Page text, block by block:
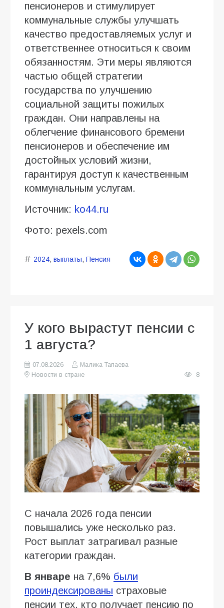
пенсионеров и стимулирует
коммунальные службы улучшать
качество предоставляемых услуг и
ответственнее относиться к своим
обязанностям. Эти меры являются
частью общей стратегии
государства по улучшению
социальной защиты пожилых
граждан. Они направлены на
облегчение финансового бремени
пенсионеров и обеспечение им
достойных условий жизни,
гарантируя доступ к качественным
коммунальным услугам.
Источник: ko44.ru
Фото: pexels.com
2024, выплаты, Пенсия
У кого вырастут пенсии с
1 августа?
07.08.2026
Малика Тапаева
Новости в стране
8
С начала 2026 года пенсии
повышались уже несколько раз.
Рост выплат затрагивал разные
категории граждан.
В январе на 7,6% были
проиндексированы страховые
пенсии тех, кто получает пенсию по